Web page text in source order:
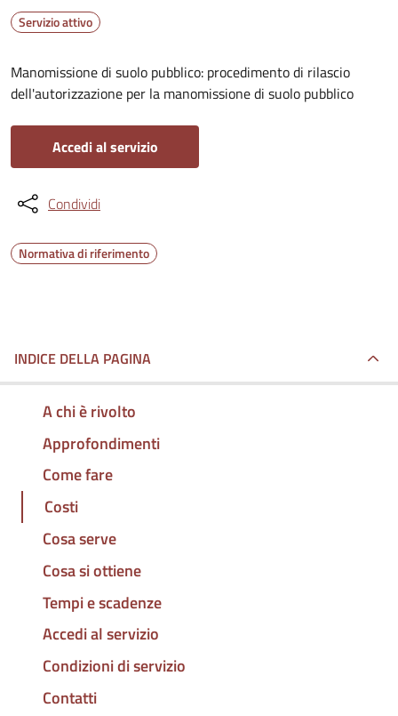
Servizio attivo
Manomissione di suolo pubblico: procedimento di rilascio
dell'autorizzazione per la manomissione di suolo pubblico
Accedi al servizio
Condividi
Normativa di riferimento
INDICE DELLA PAGINA
A chi è rivolto
Approfondimenti
Come fare
Costi
Cosa serve
Cosa si ottiene
Tempi e scadenze
Accedi al servizio
Condizioni di servizio
Contatti